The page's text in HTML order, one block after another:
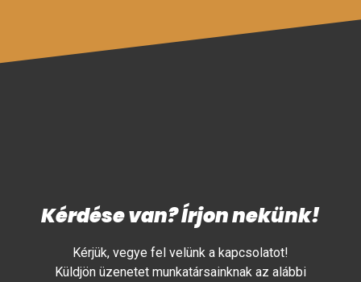
Kérdése van? Írjon nekünk!
Kérjük, vegye fel velünk a kapcsolatot!
Küldjön üzenetet munkatársainknak az alábbi